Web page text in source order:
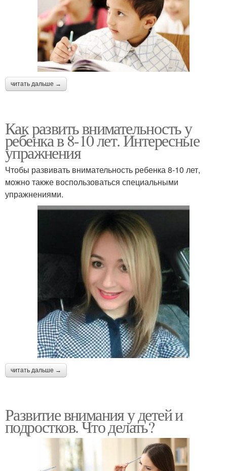
читать дальше →
Как развить внимательность у
ребенка в 8-10 лет. Интересные
упражнения
Чтобы развивать внимательность ребенка 8-10 лет,
можно также воспользоваться специальными
упражнениями.
читать дальше →
Развитие внимания у детей и
подростков. Что делать?